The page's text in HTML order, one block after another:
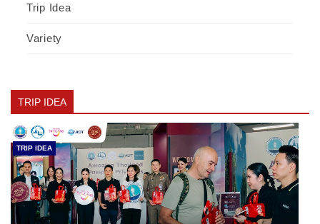
Trip Idea
Variety
TRIP IDEA
TRIP IDEA